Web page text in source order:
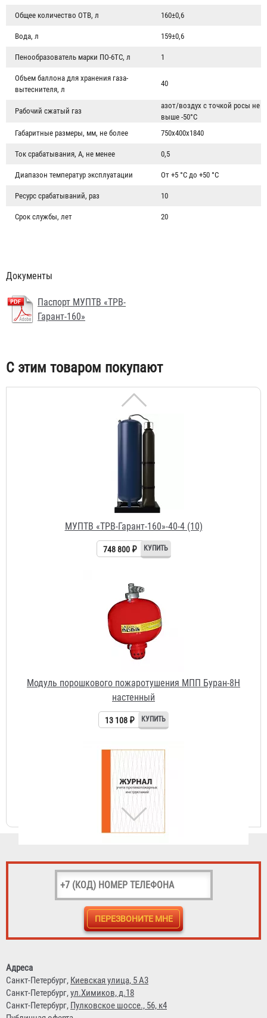
Общее количество ОТВ, л 160±0,6
Вода, л 159±0,6
Пенообразователь марки ПО-6ТС, л 1
Объем баллона для хранения газа-
вытеснителя, л
40
Рабочий сжатый газ
азот/воздух с точкой росы не
выше -50°С
Габаритные размеры, мм, не более
750х400х1840
Ток срабатывания, А, не менее 0,5
Диапазон температур эксплуатации От +5 °С до +50 °С
Ресурс срабатываний, раз 10
Срок службы, лет 20
Документы
Паспорт МУПТВ «ТРВ-
Гарант-160»
С этим товаром покупают
92 300 ₽
МУПТВ «ТРВ-Гарант-160»-40-4 (10)
Модуль порошкового пожаротушения МПП Буран-8Н
настенный
13 108 ₽
Журнал учета противопожарных инструктажей
156 ₽
МУПТВ «ТРВ-Гарант-30»
92 300 ₽
Адреса
Санкт-Петербург, Киевская улица, 5 А3
Санкт-Петербург,ул.Химиков, д.18
Санкт-Петербург, Пулковское шоссе., 56, к4